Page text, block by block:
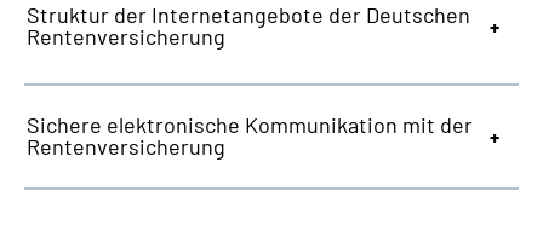
Struktur der Internetangebote der Deutschen
Rentenversicherung
Sichere elektronische Kommunikation mit der
Rentenversicherung